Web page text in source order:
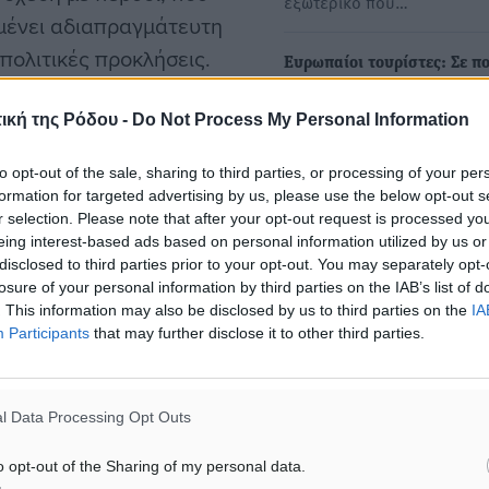
της Ρόδου - Do Not Process My Personal Information
opt-out of the sale, sharing to third parties, or processing of your
for targeted advertising by us, please use the below opt-out
selection. Please note that after your opt-out request is processed
interest-based ads based on personal information utilized by us
to third parties prior to your opt-out. You may separately
of your personal information by third parties on the IAB’s list of
This information may also be disclosed by us to third parties on the
Participants that may further disclose it to other third parties.
Data Processing Opt Outs
opt-out of the Sharing of my personal data.
αδιαπραγμάτευτη
προκλήσεις.
εμπειρίες,
(28%), με το
με 16% το καθένα.
Ευρωπαίοι τουρίστες: Σε
τους
το ταξίδι, παρά τις
αβεβαιότητες. Σύμφωνα
με στοιχεία της
Συνέλευση ΙΑΤΑ: Οι
επιλέγουν κυρίως Ευρώπη
θερινές διακοπές τους
Αισιοδοξία για τη ζήτηση,